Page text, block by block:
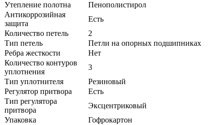
Утепление полотна
Пенополистирол
Антикоррозийная
защита
Есть
Количество петель
2
Тип петель
Петли на опорных подшипниках
Ребра жесткости
Нет
Количество контуров
уплотнения
3
Тип уплотнителя
Резиновый
Регулятор притвора
Есть
Тип регулятора
притвора
Эксцентриковый
Упаковка
Гофрокартон